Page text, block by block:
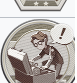
140042008400
63 127
：开枪命中监管者次数
编辑组测试，单局上限为
仅供参考，如有错误欢迎
17 51 102
机器：控制玩偶救援成功/
大门次数（次）经WIKI编辑
上限为1<br>数据仅供参考